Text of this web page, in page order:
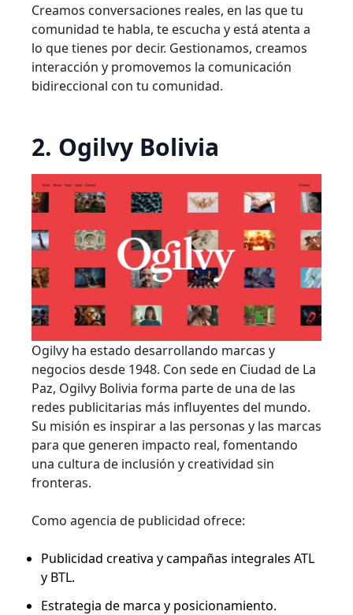
Creamos conversaciones reales, en las que tu
comunidad te habla, te escucha y está atenta a
lo que tienes por decir. Gestionamos, creamos
interacción y promovemos la comunicación
bidireccional con tu comunidad.
2. Ogilvy Bolivia
Ogilvy ha estado desarrollando marcas y
negocios desde 1948. Con sede en Ciudad de La
Paz, Ogilvy Bolivia forma parte de una de las
redes publicitarias más influyentes del mundo.
Su misión es inspirar a las personas y las marcas
para que generen impacto real, fomentando
una cultura de inclusión y creatividad sin
fronteras.
Como agencia de publicidad ofrece:
Publicidad creativa y campañas integrales ATL
y BTL.
Estrategia de marca y posicionamiento.